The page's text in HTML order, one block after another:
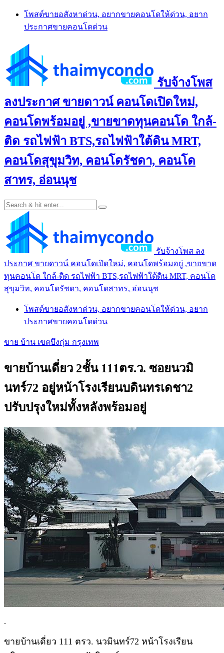
Skip
content
โพสต์ขายอสังหาด่วน, อยากขายคอนโดให้ด่วน, อยาก
ประกาศขายคอนโดด่วน
รับจ้างโพส
ลงประกาศ ขายดาวน์ คอนโดเปิดใหม่,
คอนโดพร้อมอยู่ ,ขายขาดทุนคอนโด ใกล้-
ติด รถไฟฟ้า BTS,รถไฟฟ้าใต้ดิน MRT,
คอนโดสุขุมวิท, คอนโดรัชดา, คอนโด
สาทร, อ่อนนุช
รับจ้างโพส ลง
ประกาศ ขายดาวน์ คอนโดเปิดใหม่, คอนโดพร้อมอยู่ ,ขายขาด
ทุนคอนโด ใกล้-ติด รถไฟฟ้า BTS,รถไฟฟ้าใต้ดิน MRT, คอนโด
สุขุมวิท, คอนโดรัชดา, คอนโดสาทร, อ่อนนุช
โพสต์ขายอสังหาด่วน, อยากขายคอนโดให้ด่วน, อยาก
ประกาศขายคอนโดด่วน
ขาย บ้าน เขตบึงกุ่ม กรุงเทพ
ขายบ้านเดี่ยว 2ชั้น 111ตร.ว. ซอยนวมิ
นทร์72 อยู่หน้าโรงเรียนบดินทรเดชา2
ปรับปรุงใหม่ทั้งหลังพร้อมอยู่
.
ขายบ้านเดี่ยว 111 ตรว. นวมินทร์72 หน้าโรงเรียน